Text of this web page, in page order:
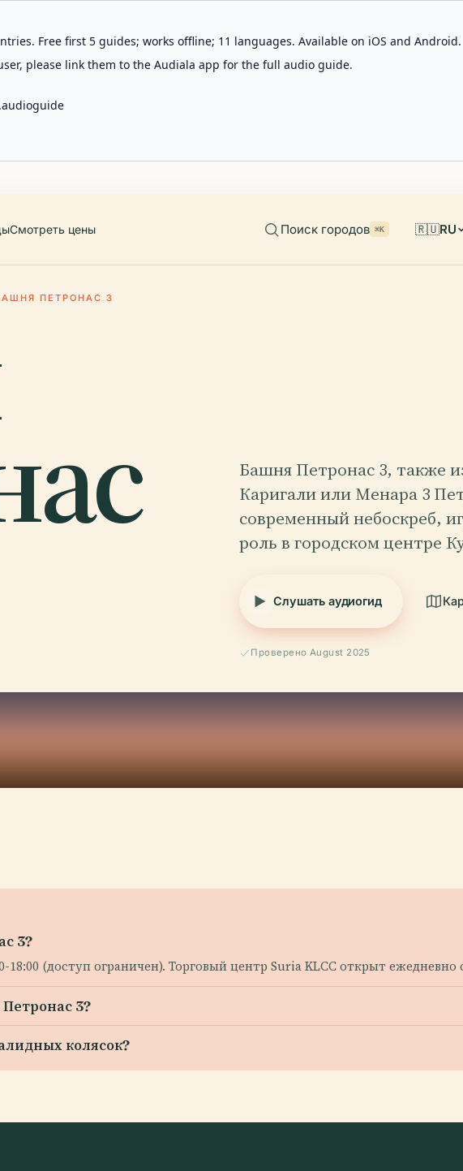
Free first 5 guides; works offline; 11 languages. Available on iOS and Android.
please link them to the Audiala app for the full audio guide.
Смотреть цены Поиск городов ⌘K 🇷🇺RU
ПЕТРОНАС 3
Башня Петронас 3, также
Каригали или Менара 3
современный небоскреб,
роль в городском центре
Слушать аудиогид
Проверено August 2025
3?
(доступ ограничен). Торговый центр Suria KLCC открыт ежедневно с
3?
колясок?